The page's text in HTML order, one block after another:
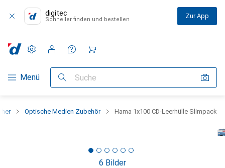
digitec
Schneller finden und bestellen Zur App
Navigation nach Kategorien
Menü Suche
Einstellungen
Kundenkonto
Vergleichslisten
Merklisten
Warenkorb
Optische Medien Zubehör Hama 1x100 CD-Leerhülle Slimpack
6 Bilder